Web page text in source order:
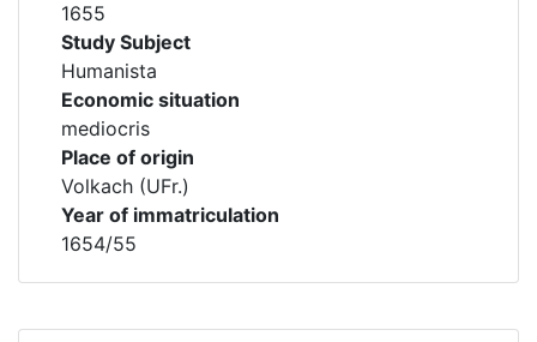
1655
Study Subject
Humanista
Economic situation
mediocris
Place of origin
Volkach (UFr.)
Year of immatriculation
1654/55